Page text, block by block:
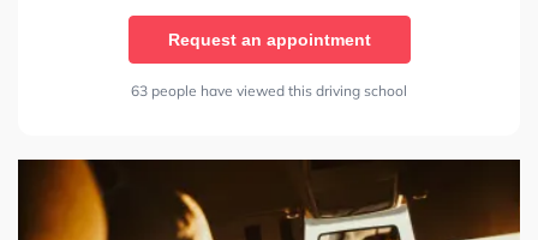
Request an appointment
63 people have viewed this driving school